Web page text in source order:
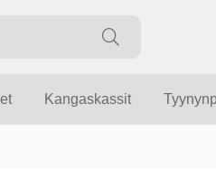
Kangaskassit